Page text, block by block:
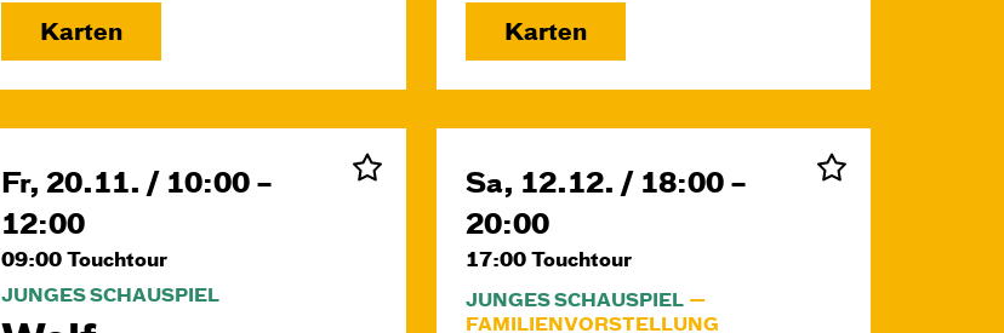
Karten Karten
Fr, 20.11. / 10:00 –
12:00
09:00 Touchtour
JUNGES SCHAUSPIEL
Sa, 12.12. / 18:00 –
20:00
17:00 Touchtour
JUNGES SCHAUSPIEL
FAMILIENVORSTELLUNG